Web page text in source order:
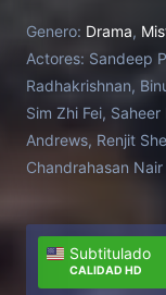
myth, memory,
in absence, he
Genero: Drama,
Actores: Sandeep
Radhakrishnan,
Sim Zhi Fei,
Andrews, Renjit
Chandrahasan Nair
Subtitulado
CALIDAD HD